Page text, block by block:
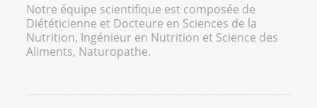
Notre équipe scientifique est composée de
Diététicienne et Docteure en Sciences de la
Nutrition, Ingénieur en Nutrition et Science des
Aliments, Naturopathe.